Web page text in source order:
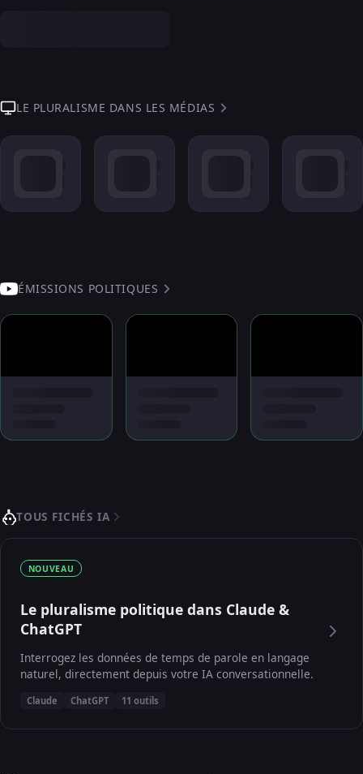
LE PLURALISME DANS LES MÉDIAS
ÉMISSIONS POLITIQUES
TOUS FICHÉS IA
NOUVEAU
Le pluralisme politique dans Claude &
ChatGPT
Interrogez les données de temps de parole en langage
naturel, directement depuis votre IA conversationnelle.
Claude ChatGPT 11 outils